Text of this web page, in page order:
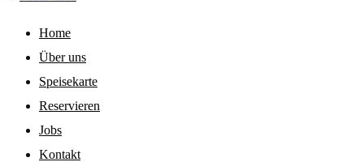
Home
Über uns
Speisekarte
Reservieren
Jobs
Kontakt